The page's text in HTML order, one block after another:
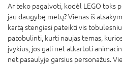
Ar teko pagalvoti, kodėl LEGO toks
jau daugybę metų? Vienas iš
kartą stengiasi pateikti vis
patobulinti, kurti naujas temas,
įvykius, jos gali net atkartoti
net pasaulyje garsius personažus.